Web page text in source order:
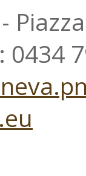
0434